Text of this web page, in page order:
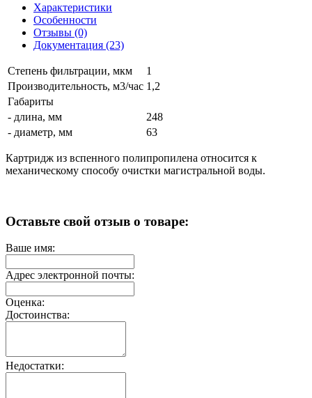
Характеристики
Особенности
Отзывы (0)
Документация (23)
Степень фильтрации, мкм
1
Производительность, м3/час 1,2
Габариты
- длина, мм
248
- диаметр, мм
63
Картридж из вспенного полипропилена относится к
механическому способу очистки магистральной воды.
Оставьте свой отзыв о товаре:
Ваше имя:
Адрес электронной почты:
Оценка:
Достоинства:
Недостатки: